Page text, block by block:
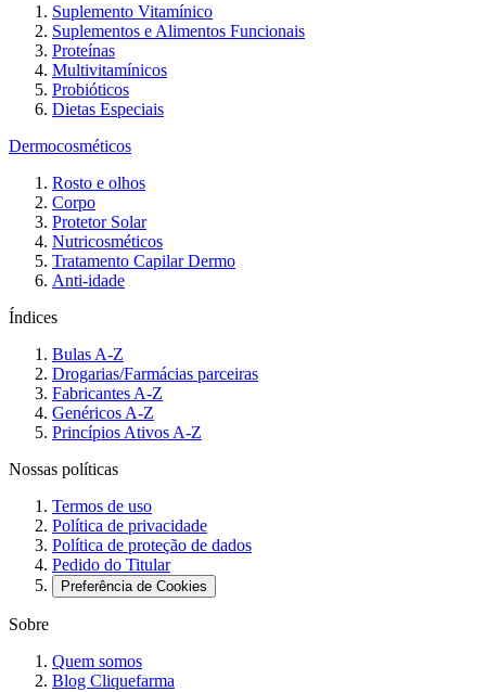
Suplemento Vitamínico
Suplementos e Alimentos Funcionais
Proteínas
Multivitamínicos
Probióticos
Dietas Especiais
Dermocosméticos
Rosto e olhos
Corpo
Protetor Solar
Nutricosméticos
Tratamento Capilar Dermo
Anti-idade
Índices
Bulas A-Z
Drogarias/Farmácias parceiras
Fabricantes A-Z
Genéricos A-Z
Princípios Ativos A-Z
Nossas políticas
Termos de uso
Política de privacidade
Política de proteção de dados
Pedido do Titular
Preferência de Cookies
Sobre
Quem somos
Blog Cliquefarma